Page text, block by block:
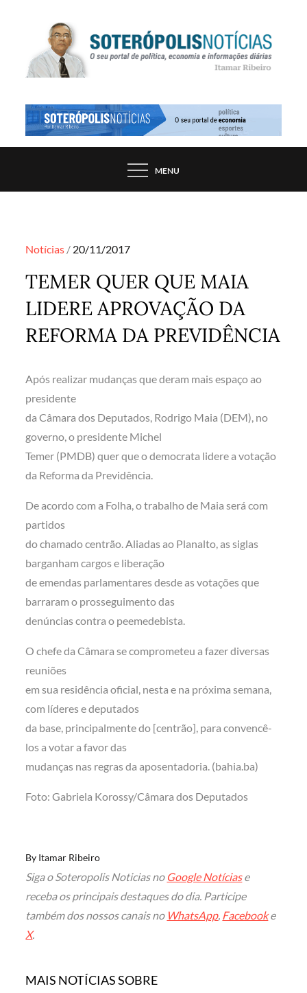
SOTERÓPOLIS NOTÍCIAS
PORTAL DE NOTÍCIAS DE SALVADOR E
MENU
Notícias Posted
20/11/2017
TEMER QUER QUE MAIA
LIDERE APROVAÇÃO DA
REFORMA DA PREVIDÊNCIA
Após realizar mudanças que deram mais espaço ao
presidente
da Câmara dos Deputados, Rodrigo Maia (DEM), no
governo, o presidente Michel
Temer (PMDB) quer que o democrata lidere a votação
da Reforma da Previdência.
De acordo com a Folha, o trabalho de Maia será com
partidos
do chamado centrão. Aliadas ao Planalto, as siglas
barganham cargos e liberação
de emendas parlamentares desde as votações que
barraram o prosseguimento das
denúncias contra o peemedebista.
O chefe da Câmara se comprometeu a fazer diversas
reuniões
em sua residência oficial, nesta e na próxima semana,
com líderes e deputados
da base, principalmente do [centrão], para convencê-
los a votar a favor das
mudanças nas regras da aposentadoria. (bahia.ba)
Foto: Gabriela Korossy/Câmara dos Deputados
By Itamar Ribeiro
Siga o Soteropolis Noticias no Google Notíciase
receba os principais destaques do dia. Participe
também dos nossos canais no WhatsApp, Facebooke
X.
MAIS NOTÍCIAS SOBRE